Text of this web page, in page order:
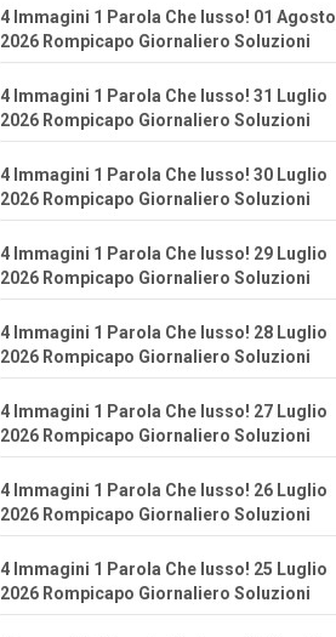
4 Immagini 1 Parola Che lusso! 01 Agosto
2026 Rompicapo Giornaliero Soluzioni
4 Immagini 1 Parola Che lusso! 31 Luglio
2026 Rompicapo Giornaliero Soluzioni
4 Immagini 1 Parola Che lusso! 30 Luglio
2026 Rompicapo Giornaliero Soluzioni
4 Immagini 1 Parola Che lusso! 29 Luglio
2026 Rompicapo Giornaliero Soluzioni
4 Immagini 1 Parola Che lusso! 28 Luglio
2026 Rompicapo Giornaliero Soluzioni
4 Immagini 1 Parola Che lusso! 27 Luglio
2026 Rompicapo Giornaliero Soluzioni
4 Immagini 1 Parola Che lusso! 26 Luglio
2026 Rompicapo Giornaliero Soluzioni
4 Immagini 1 Parola Che lusso! 25 Luglio
2026 Rompicapo Giornaliero Soluzioni